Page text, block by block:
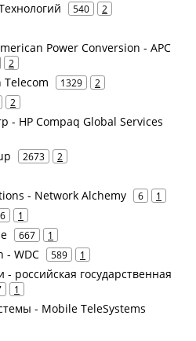
540 2
Power Conversion - APC
2
1329 2
2
- HP Compaq Global Services
2673 2
- Network Alchemy 6 1
1
667 1
- WDC 589 1
- российская государственная
1
- Mobile TeleSystems